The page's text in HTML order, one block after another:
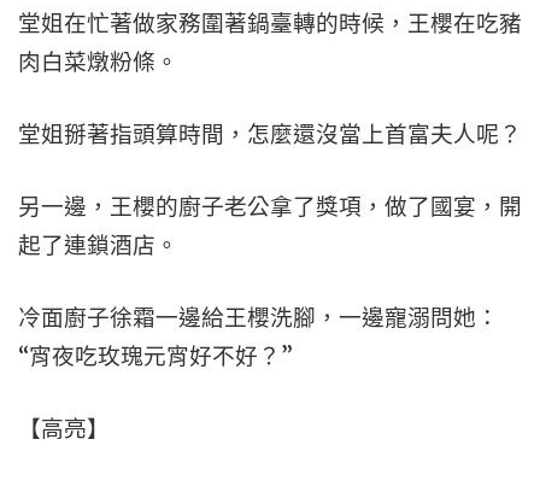
堂姐在忙著做家務圍著鍋臺轉的時候，王櫻在吃豬
肉白菜燉粉條。
堂姐掰著指頭算時間，怎麼還沒當上首富夫人呢？
另一邊，王櫻的廚子老公拿了獎項，做了國宴，開
起了連鎖酒店。
冷面廚子徐霜一邊給王櫻洗腳，一邊寵溺問她：
“宵夜吃玫瑰元宵好不好？”
【高亮】